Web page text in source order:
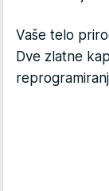
Vaše telo
Dve zlatne